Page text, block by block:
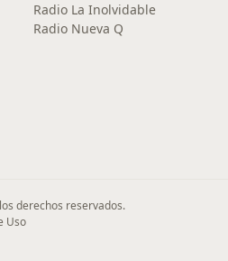
Radio La Inolvidable
Radio Nueva Q
derechos reservados.
Uso